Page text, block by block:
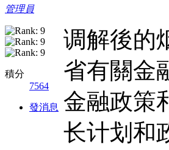
管理員
積分
7564
發消息
调解後的
省有關金
金融政策
长计划和